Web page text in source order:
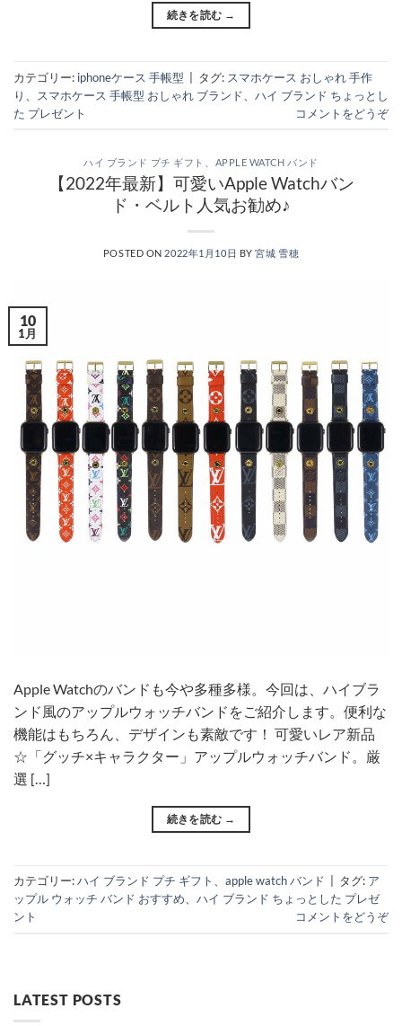
続きを読む →
カテゴリー: iphoneケース 手帳型 | タグ: スマホケース おしゃれ 手作
り
スマホケース 手帳型 おしゃれ ブランド
ハイ ブランド ちょっとし
た プレゼント
コメントをどうぞ
ハイ ブランド プチ ギフト APPLE WATCH バンド
【2022年最新】可愛いApple Watchバン
ド・ベルト人気お勧め♪
POSTED ON 2022年1月10日 BY宮城 雪穂
10
1月
Apple Watchのバンドも今や多種多様。今回は、ハイブラ
ンド風のアップルウォッチバンドをご紹介します。便利な
機能はもちろん、デザインも素敵です！ 可愛いレア新品
☆「グッチ×キャラクター」アップルウォッチバンド。厳
選 […]
続きを読む →
カテゴリー:ハイ ブランド プチ ギフト 、 apple watch バンド タグ: ア
ップル ウォッチ バンド おすすめ、 ハイ ブランド ちょっとした プレゼ
ント
コメントをどうぞ
LATEST POSTS